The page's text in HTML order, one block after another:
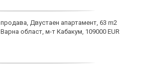
продава, Двустаен апартамент, 63 m2
Варна област, м-т Кабакум, 109000 EUR